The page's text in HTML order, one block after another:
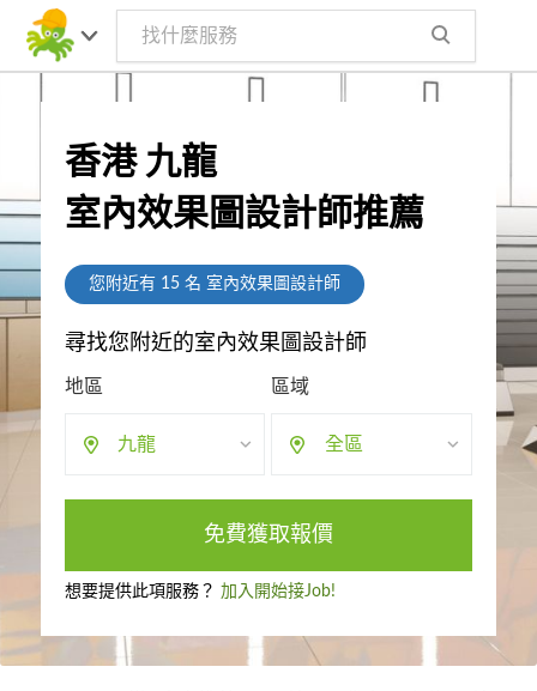
香港 九龍
室內效果圖設計師推薦
您附近有 15名 室內效果圖設計師
尋找您附近的室內效果圖設計師
地區
九龍
區域
全區
免費獲取報價
想要提供此項服務？ 加入開始接Job!